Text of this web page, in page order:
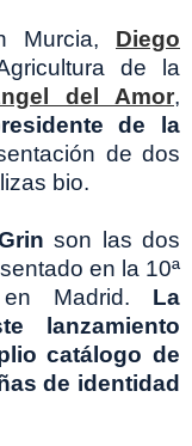
Murcia, Diego
de la
del Amor,
de la
de dos
bio.
son las dos
en la 10ª
Madrid. La
lanzamiento
catálogo de
de identidad